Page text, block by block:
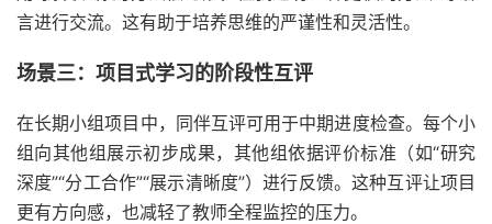
言进行交流。这有助于培养思维的严谨性和灵活性。
场景三：项目式学习的阶段性互评
在长期小组项目中，同伴互评可用于中期进度检查。每个小
组向其他组展示初步成果，其他组依据评价标准（如“研究
深度”“分工合作”“展示清晰度”）进行反馈。这种互评让项目
更有方向感，也减轻了教师全程监控的压力。